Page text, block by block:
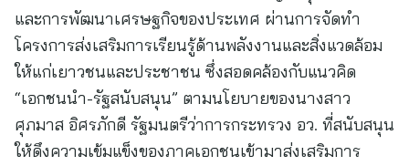
และการพัฒนาเศรษฐกิจของประเทศ ผ่านการจัดทำ
โครงการส่งเสริมการเรียนรู้ด้านพลังงานและสิ่งแวดล้อม
ให้แก่เยาวชนและประชาชน ซึ่งสอดคล้องกับแนวคิด
“เอกชนนำ-รัฐสนับสนุน” ตามนโยบายของนางสาว
ศุภมาส อิศรภักดี รัฐมนตรีว่าการกระทรวง อว. ที่สนับสนุน
ให้ดึงความเข้มแข็งของภาคเอกชนเข้ามาส่งเสริมการ